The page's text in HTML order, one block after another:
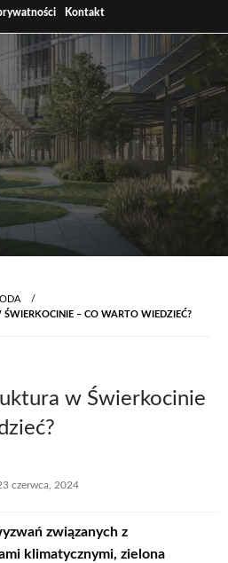
Kontakt
– CO WARTO WIEDZIEĆ?
w Świerkocinie
czerwca, 2024
związanych z
klimatycznymi, zielona